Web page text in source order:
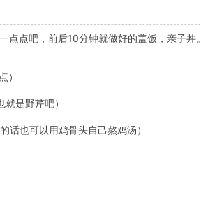
点吧，前后10分钟就做好的盖饭，亲子丼。
）
是野芹吧）
也可以用鸡骨头自己熬鸡汤）